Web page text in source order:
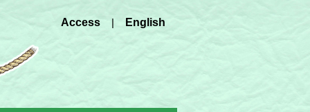
Access | English